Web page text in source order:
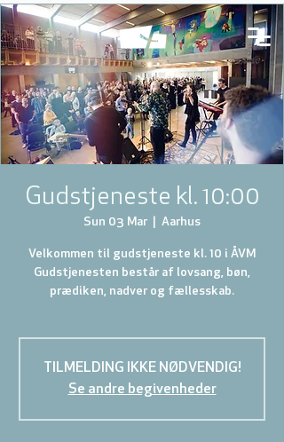
Gudstjeneste kl. 10:00
Sun 03 Mar Aarhus
Velkommen til gudstjeneste kl. 10 i ÅVM
Gudstjenesten består af lovsang, bøn,
prædiken, nadver og fællesskab.
TILMELDING IKKE NØDVENDIG!
Se andre begivenheder